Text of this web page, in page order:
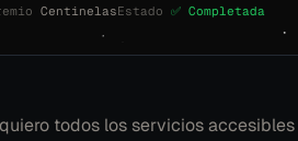
CentinelasEstado ✅ Completada
todos los servicios